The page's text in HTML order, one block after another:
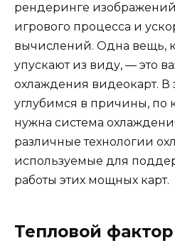
рендеринге
игрового процесса и
вычислений. Одна вещь,
упускают из виду, — это
охлаждения видеокарт. В
углубимся в причины, по
нужна система
различные технологии
используемые для
работы этих мощных карт.
Тепловой фактор